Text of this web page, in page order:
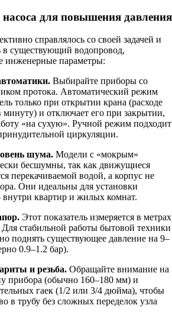
для повышения давления
справлялось со своей задачей и
в существующий водопровод,
инженерные параметры:
Выбирайте приборы со
протока. Автоматический режим
только при открытии крана (расходе
минуту) и отключает его при закрытии,
«на сухую». Ручной режим подходит
циркуляции.
шума. Модели с «мокрым»
бесшумны, так как движущиеся
перекачиваемой водой, а корпус не
Они идеальны для установки
внутри квартир и жилых комнат.
Этот показатель измеряется в метрах
Для стабильной работы бытовой техники
поднять существующее давление на 9–
0.9–1.2 бар).
и резьба. Обращайте внимание на
прибора (обычно 160–180 мм) и
гаек (1/2 или 3/4 дюйма), чтобы
в трубу без сложных переделок узла